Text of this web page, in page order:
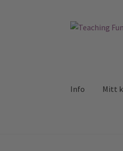
Hoppa
Gå
Info Mitt